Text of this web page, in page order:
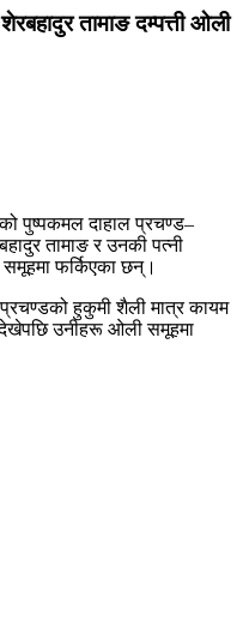
तामाङ दम्पत्ती ओली
पुष्पकमल दाहाल प्रचण्ड–
तामाङ र उनकी पत्नी
समूहमा फर्किएका छन्।
हुकुमी शैली मात्र कायम
उनीहरू ओली समूहमा